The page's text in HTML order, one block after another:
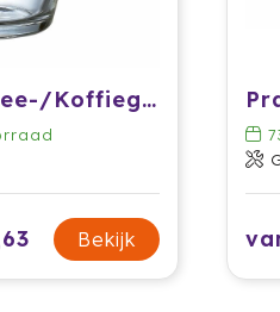
Soluna Thee-/Koffieglas 250 ml
Bekijk